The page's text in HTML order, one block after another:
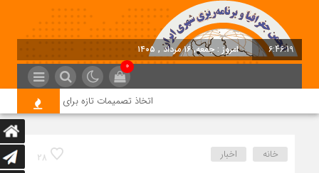
6:46:20 امروز : جمعه, ۱۶ مرداد , ۱۴۰۵
0
اتخاذ تصمیمات تازه برای تسریع در روند
28 خانه اخبار